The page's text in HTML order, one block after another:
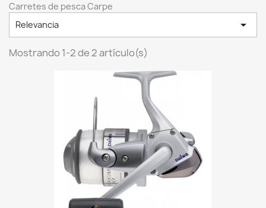
Carretes de pesca Carpe
Relevancia

Mostrando 1-2 de 2 artículo(s)